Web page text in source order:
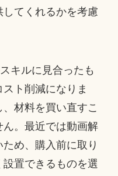
てくれるかを考慮
キルに見合ったも
ト削減になりま
材料を買い直すこ
ん。最近では動画解
め、購入前に取り
置できるものを選